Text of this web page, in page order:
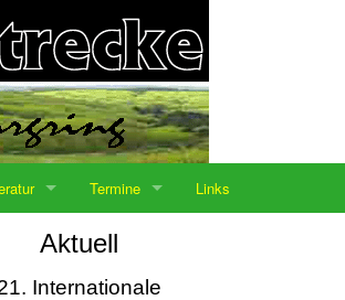
Termine Links
Aktuell
Internationale